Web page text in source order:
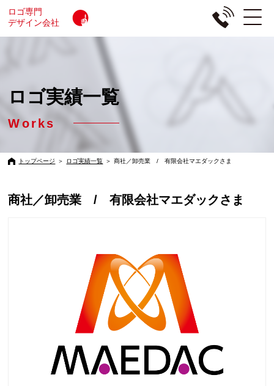
ロゴ専門
デザイン会社
ロゴ実績一覧
Works
トップページ ＞ ロゴ実績一覧 ＞ 商社／卸売業 / 有限会社マエダックさま
商社／卸売業 / 有限会社マエダックさま